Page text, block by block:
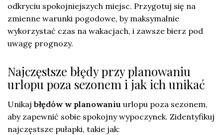
odkryciu spokojniejszych miejsc. Przygotuj się na
zmienne warunki pogodowe, by maksymalnie
wykorzystać czas na wakacjach, i zawsze bierz pod
uwagę prognozy.
Najczęstsze błędy przy planowaniu
urlopu poza sezonem i jak ich unikać
Unikaj błędów w planowaniu urlopu poza sezonem,
aby zapewnić sobie spokojny wypoczynek. Zidentyfikuj
najczęstsze pułapki, takie jak: